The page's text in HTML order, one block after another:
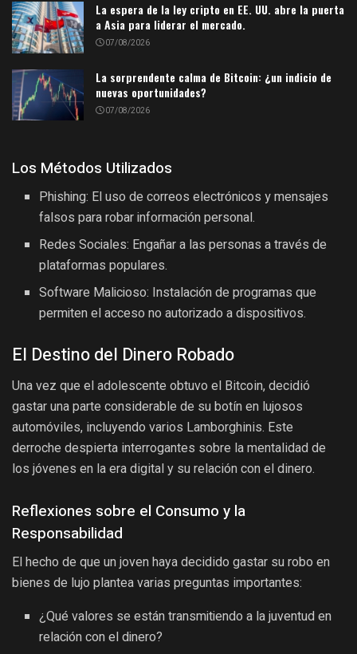
La espera de la ley cripto en EE. UU. abre la puerta
a Asia para liderar el mercado.
07/08/2026
La sorprendente calma de Bitcoin: ¿un indicio de
nuevas oportunidades?
07/08/2026
Los Métodos Utilizados
Phishing: El uso de correos electrónicos y mensajes
falsos para robar información personal.
Redes Sociales: Engañar a las personas a través de
plataformas populares.
Software Malicioso: Instalación de programas que
permiten el acceso no autorizado a dispositivos.
El Destino del Dinero Robado
Una vez que el adolescente obtuvo el Bitcoin, decidió
gastar una parte considerable de su botín en lujosos
automóviles, incluyendo varios Lamborghinis. Este
derroche despierta interrogantes sobre la mentalidad de
los jóvenes en la era digital y su relación con el dinero.
Reflexiones sobre el Consumo y la
Responsabilidad
El hecho de que un joven haya decidido gastar su robo en
bienes de lujo plantea varias preguntas importantes:
¿Qué valores se están transmitiendo a la juventud en
relación con el dinero?